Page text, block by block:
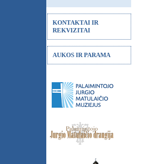
KONTAKTAI IR
REKVIZITAI
AUKOS IR PARAMA